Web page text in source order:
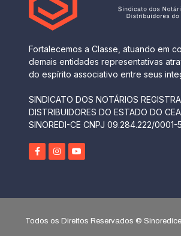
Fortalecemos a Classe, atuando em
demais entidades representativas
do espírito associativo entre seus
SINDICATO DOS NOTÁRIOS
DISTRIBUIDORES DO ESTADO DO
SINOREDI-CE CNPJ 09.284.222/0001-
Todos os Direitos Reservados ©